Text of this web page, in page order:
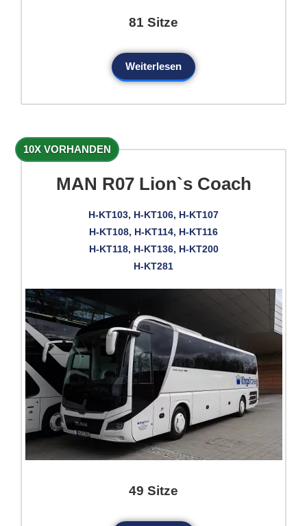
81 Sitze
Weiterlesen
10X VORHANDEN
MAN R07 Lion`s Coach
H-KT103, H-KT106, H-KT107
H-KT108, H-KT114, H-KT116
H-KT118, H-KT136, H-KT200
H-KT281
49 Sitze